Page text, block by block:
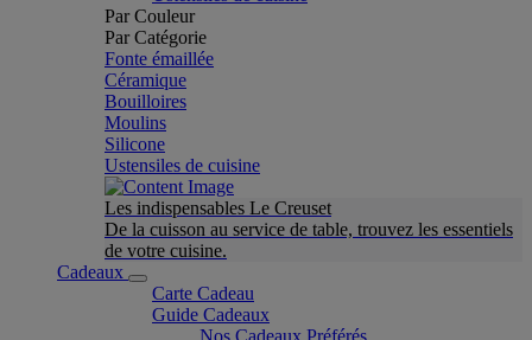
Par Couleur
Par Catégorie
Fonte émaillée
Céramique
Bouilloires
Moulins
Silicone
Ustensiles de cuisine
Les indispensables Le Creuset
De la cuisson au service de table, trouvez les essentiels
de votre cuisine.
Cadeaux
Carte Cadeau
Guide Cadeaux
Nos Cadeaux Préférés